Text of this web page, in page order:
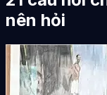
nên hỏi